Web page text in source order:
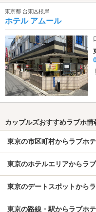
東京都 台東区根岸
ホテル アムール
カップルズおすすめラブホ情
東京の市区町村からラブホ
東京のホテルエリアからラ
東京のデートスポットから
東京の路線・駅からラブホ